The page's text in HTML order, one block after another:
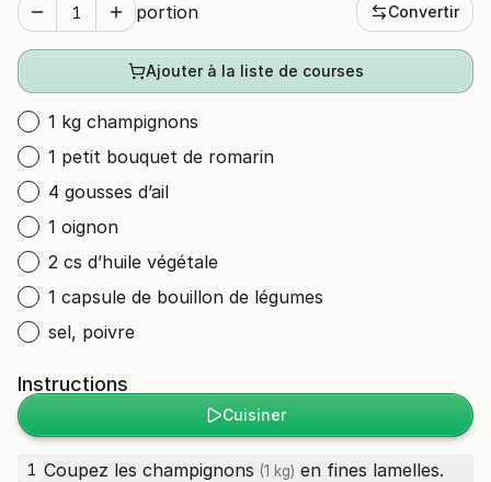
portion Convertir
Ajouter à la liste de courses
1 kg champignons
1 petit bouquet de romarin
4 gousses d’ail
1 oignon
2 cs d’huile végétale
1 capsule de bouillon de légumes
sel, poivre
Instructions
Cuisiner
1 Coupez les champignons (1 kg) en fines lamelles.